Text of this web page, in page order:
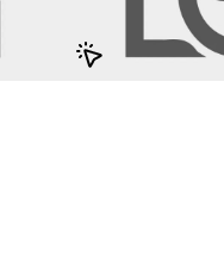
2 285.56